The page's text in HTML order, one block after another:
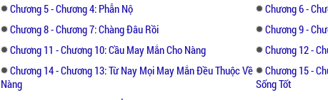
Một người phụ nữ tư tưởng hiện đại cùng người
tưởng như trái ngược lại vô tình hút lẫn nhau.
Chương 5 - Chương 4: Phẫn Nộ
Chương 6 -
Chương 8 - Chương 7: Chàng Đâu Rồi
Chương 9 -
Chương 11 - Chương 10: Cầu May Mắn Cho Nàng
Chương 12 -
Chương 14 - Chương 13: Từ Nay Mọi May Mắn Đều Thuộc Về
Nàng
Chương 15 -
Sống Tốt